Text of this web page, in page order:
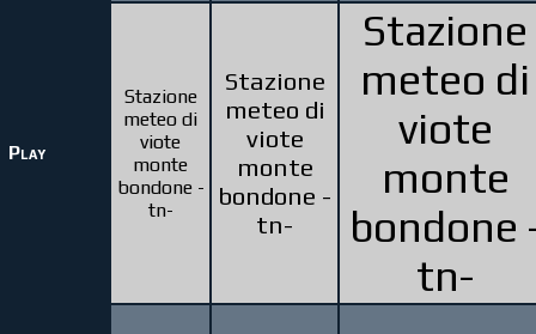
Play
Stazione
meteo di
viote
monte
bondone -
tn-
Stazione
meteo di
viote
monte
bondone -
tn-
Stazione
meteo di
viote
monte
bondone
tn-